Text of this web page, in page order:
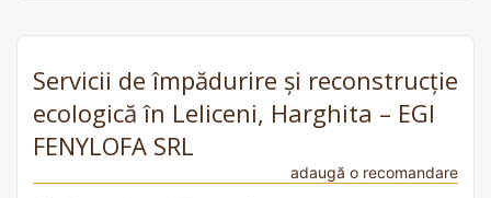
Servicii de împădurire și reconstrucție
ecologică în Leliceni, Harghita – EGI
FENYLOFA SRL
adaugă o recomandare